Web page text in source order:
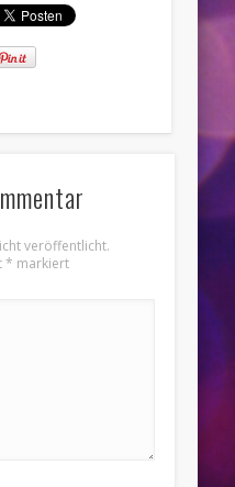
veröffentlicht.
* markiert